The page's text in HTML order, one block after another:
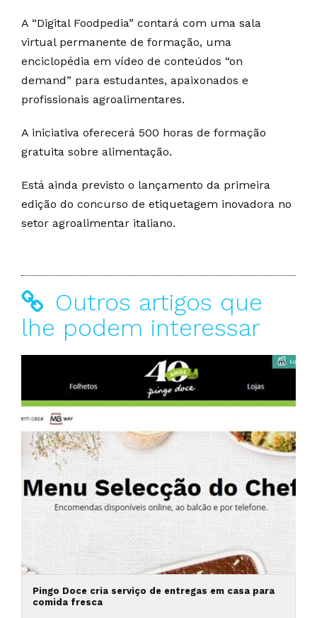
A “Digital Foodpedia” contará com uma sala
virtual permanente de formação, uma
enciclopédia em vídeo de conteúdos “on
demand” para estudantes, apaixonados e
profissionais agroalimentares.
A iniciativa oferecerá 500 horas de formação
gratuita sobre alimentação.
Está ainda previsto o lançamento da primeira
edição do concurso de etiquetagem inovadora no
setor agroalimentar italiano.
Outros artigos que
lhe podem interessar
Pingo Doce cria serviço de entregas em casa para
comida fresca